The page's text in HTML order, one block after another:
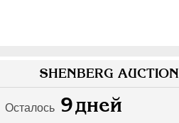
SHENBERG AUCTION
Осталось 9дней